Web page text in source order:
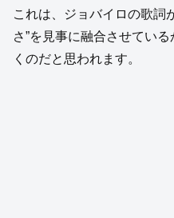
これは、ジョバイロの歌詞
さ”を見事に融合させてい
くのだと思われます。